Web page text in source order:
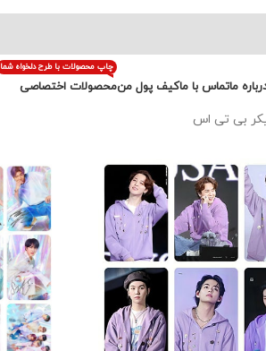
ماتماس با ماکیف پول منمحصولات اختصاصی
چاپ محصولات با طرح دلخواه شما
بی تی اس